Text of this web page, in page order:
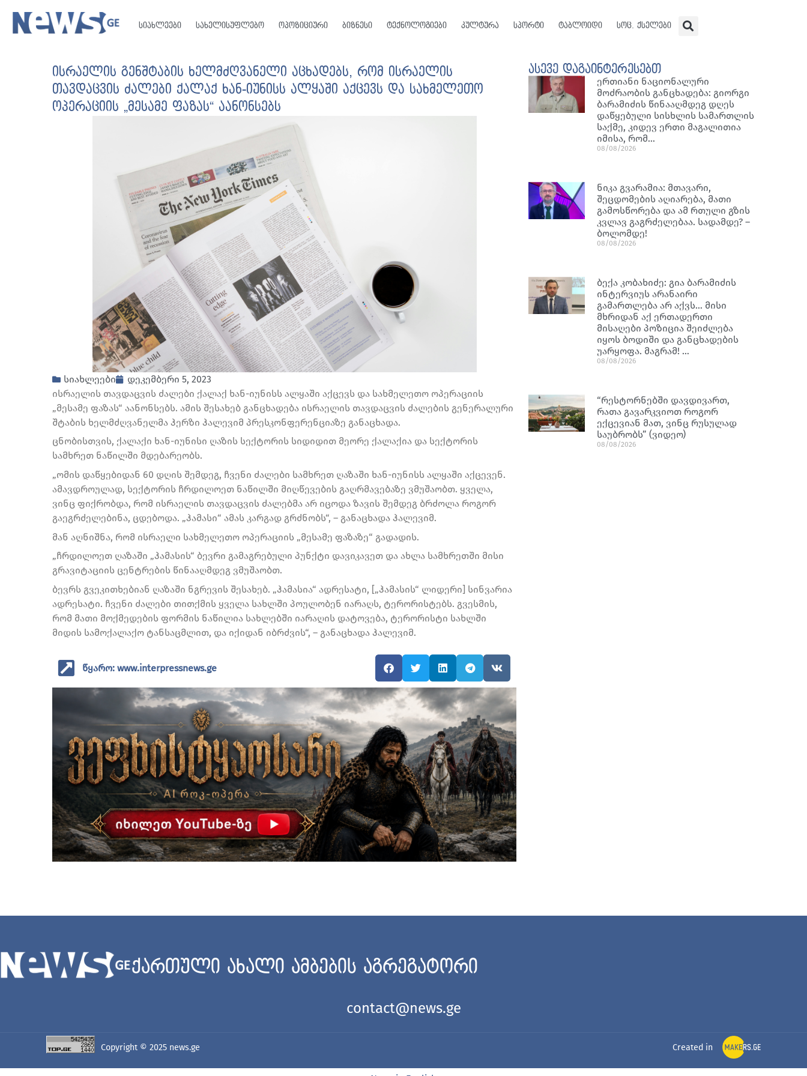
სიახლეები სახელისუფლებო ოპოზიციური ბიზნესი ტექნოლოგიები კულტურა სპორტი ტაბლოიდი სოც. ქსელები
ისრაელის გენშტაბის ხელმძღვანელი აცხადებს, რომ ისრაელის
თავდაცვის ძალები ქალაქ ხან-იუნისს ალყაში აქცევს და სახმელეთო
ოპერაციის „მესამე ფაზას“ აანონსებს
სიახლეები
დეკემბერი 5, 2023
ისრაელის თავდაცვის ძალები ქალაქ ხან-იუნისს ალყაში აქცევს და სახმელეთო ოპერაციის
„მესამე ფაზას“ აანონსებს. ამის შესახებ განცხადება ისრაელის თავდაცვის ძალების გენერალური
შტაბის ხელმძღვანელმა ჰერზი ჰალევიმ პრესკონფერენციაზე განაცხადა.
ცნობისთვის, ქალაქი ხან-იუნისი ღაზის სექტორის სიდიდით მეორე ქალაქია და სექტორის
სამხრეთ ნაწილში მდებარეობს.
„ომის დაწყებიდან 60 დღის შემდეგ, ჩვენი ძალები სამხრეთ ღაზაში ხან-იუნისს ალყაში აქცევენ.
ამავდროულად, სექტორის ჩრდილოეთ ნაწილში მიღწევების გაღრმავებაზე ვმუშაობთ. ყველა,
ვინც ფიქრობდა, რომ ისრაელის თავდაცვის ძალებმა არ იცოდა ზავის შემდეგ ბრძოლა როგორ
გაეგრძელებინა, ცდებოდა. „ჰამასი“ ამას კარგად გრძნობს“, – განაცხადა ჰალევიმ.
მან აღნიშნა, რომ ისრაელი სახმელეთო ოპერაციის „მესამე ფაზაზე“ გადადის.
„ჩრდილოეთ ღაზაში „ჰამასის“ ბევრი გამაგრებული პუნქტი დავიკავეთ და ახლა სამხრეთში მისი
გრავიტაციის ცენტრების წინააღმდეგ ვმუშაობთ.
ბევრს გვეკითხებიან ღაზაში ნგრევის შესახებ. „ჰამასია“ ადრესატი, [„ჰამასის“ ლიდერი] სინვარია
ადრესატი. ჩვენი ძალები თითქმის ყველა სახლში პოულობენ იარაღს, ტერორისტებს. გვესმის,
რომ მათი მოქმედების ფორმის ნაწილია სახლებში იარაღის დატოვება, ტერორისტი სახლში
მიდის სამოქალაქო ტანსაცმლით, და იქიდან იბრძვის“, – განაცხადა ჰალევიმ.
წყარო: www.interpressnews.ge
ასევე დაგაინტერესებთ
ერთიანი ნაციონალური
მოძრაობის განცხადება: გიორგი
ბარამიძის წინააღმდეგ დღეს
დაწყებული სისხლის სამართლის
საქმე, კიდევ ერთი მაგალითია
იმისა, რომ…
08/08/2026
ნიკა გვარამია: მთავარი,
შეცდომების აღიარება, მათი
გამოსწორება და ამ რთული გზის
კვლავ გაგრძელებაა. სადამდე? –
ბოლომდე!
08/08/2026
ბექა კობახიძე: გია ბარამიძის
ინტერვიუს არანაირი
გამართლება არ აქვს… მისი
მხრიდან აქ ერთადერთი
მისაღები პოზიცია შეიძლება
იყოს ბოდიში და განცხადების
უარყოფა. მაგრამ! …
08/08/2026
“რესტორნებში დავდივართ,
რათა გავარკვიოთ როგორ
ექცევიან მათ, ვინც რუსულად
საუბრობს” (ვიდეო)
08/08/2026
ქართული ახალი ამბების აგრეგატორი
contact@news.ge
Copyright © 2025 news.ge Created in